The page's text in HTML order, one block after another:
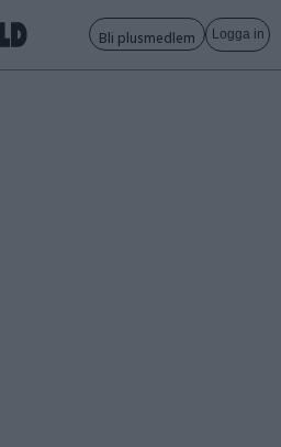
Bli plusmedlem Logga in